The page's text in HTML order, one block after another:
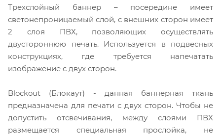
Трехслойный баннер – посередине имеет
светонепроницаемый слой, с внешних сторон имеет
2 слоя ПВХ, позволяющих осуществлять
двустороннюю печать. Используется в подвесных
конструкциях, где требуется напечатать
изображение с двух сторон.
Blockout (Блокаут) - данная баннерная ткань
предназначена для печати с двух сторон. Чтобы не
допустить отсвечивания, между слоями ПВХ
размещается специальная прослойка, не